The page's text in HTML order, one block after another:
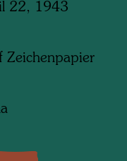
22, 1943
Zeichenpapier